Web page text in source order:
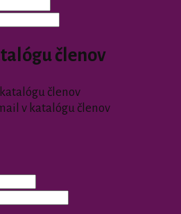
členov
členov
v katalógu členov